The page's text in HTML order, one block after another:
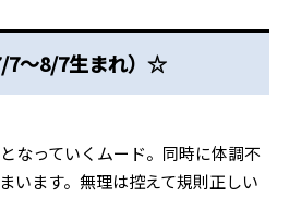
7～8/7生まれ）☆
なっていくムード。同時に体調不
います。無理は控えて規則正しい